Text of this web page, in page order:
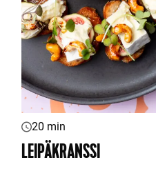
20 min
LEIPÄKRANSSI